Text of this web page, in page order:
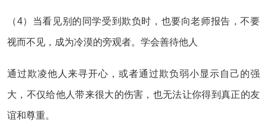
（4）当看见别的同学受到欺负时，也要向老师报告，不要
视而不见，成为冷漠的旁观者。学会善待他人
通过欺凌他人来寻开心，或者通过欺负弱小显示自己的强
大，不仅给他人带来很大的伤害，也无法让你得到真正的友
谊和尊重。